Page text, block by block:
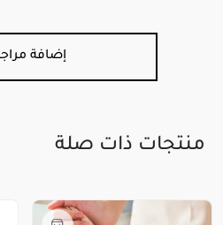
إضافة
منتجات ذات صلة